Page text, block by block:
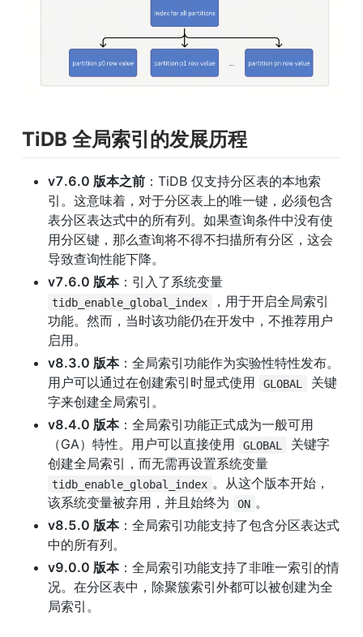
TiDB 全局索引的发展历程
v7.6.0 版本之前 ：TiDB 仅支持分区表的本地索
引。这意味着，对于分区表上的唯一键，必须包含
表分区表达式中的所有列。如果查询条件中没有使
用分区键，那么查询将不得不扫描所有分区，这会
导致查询性能下降。
v7.6.0 版本
tidb_enable_global_index
，用于开启全局索引
功能。然而，当时该功能仍在开发中，不推荐用户
启用。
v8.3.0 版本：全局索引功能作为实验性特性发布。
用户可以通过在创建索引时显式使用
GLOBAL
关键
字来创建全局索引。
v8.4.0 版本：全局索引功能正式成为一般可用
（GA）特性。用户可以直接使用
GLOBAL
关键字
tidb_enable_global_index 。从这个版本开始，
该系统变量被弃用，并且始终为
ON 。
v8.5.0 版本：全局索引功能支持了包含分区表达式
中的所有列。
v9.0.0 版本：全局索引功能支持了非唯一索引的情
况。在分区表中，除聚簇索引外都可以被创建为全
局索引。